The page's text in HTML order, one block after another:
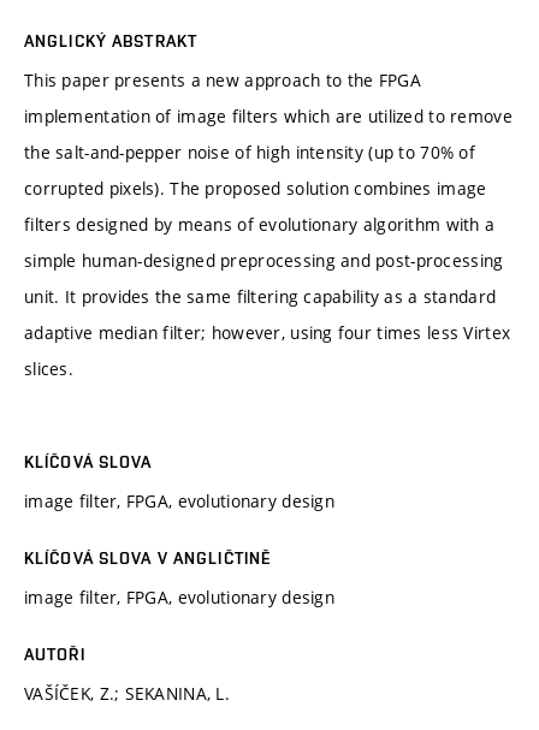
ANGLICKÝ ABSTRAKT
This paper presents a new approach to the FPGA
implementation of image filters which are utilized to remove
the salt-and-pepper noise of high intensity (up to 70% of
corrupted pixels). The proposed solution combines image
filters designed by means of evolutionary algorithm with a
simple human-designed preprocessing and post-processing
unit. It provides the same filtering capability as a standard
adaptive median filter; however, using four times less Virtex
slices.
KLÍČOVÁ SLOVA
image filter, FPGA, evolutionary design
KLÍČOVÁ SLOVA V ANGLIČTINĚ
image filter, FPGA, evolutionary design
AUTOŘI
VAŠÍČEK, Z.; SEKANINA, L.